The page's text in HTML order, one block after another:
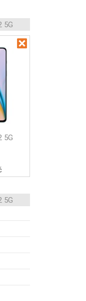
5G
5G
5G